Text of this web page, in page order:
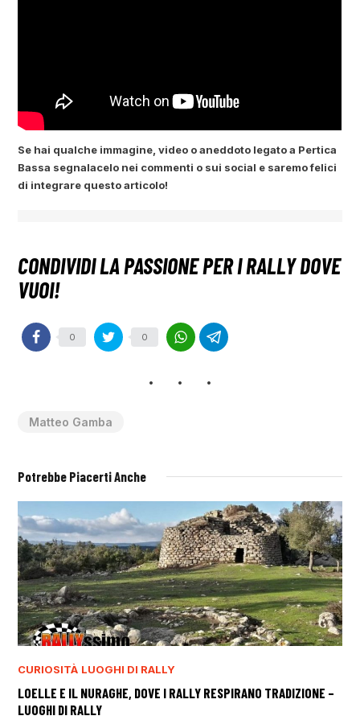
Se hai qualche immagine, video o aneddoto legato a Pertica
Bassa segnalacelo nei commenti o sui social e saremo felici
di integrare questo articolo!
0 0
Matteo Gamba
Potrebbe Piacerti Anche
CURIOSITÀ LUOGHI DI RALLY
LOELLE E IL NURAGHE, DOVE I RALLY RESPIRANO TRADIZIONE –
LUOGHI DI RALLY